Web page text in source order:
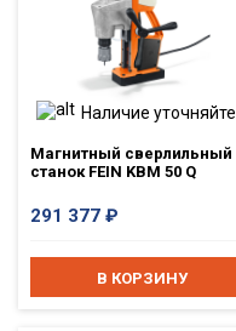
Наличие уточняйте
Магнитный сверлильный
станок FEIN KBM 50 Q
291 377 ₽
В КОРЗИНУ